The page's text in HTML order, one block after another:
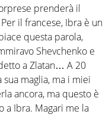
prenderà il
Per il francese, Ibra è un
questa parola,
Shevchenko e
a Zlatan… A 20
maglia, ma i miei
ancora, ma questo è
a Ibra. Magari me la